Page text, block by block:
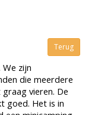
Terug
zijn
die meerdere
vieren. De
goed. Het is in